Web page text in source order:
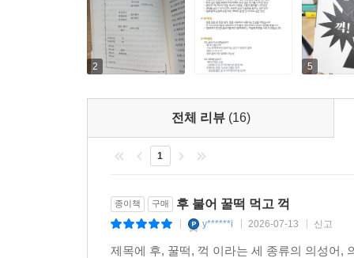
2 5
전체 리뷰 (16)
1
종이책 구매 후 불어 꿀떡 먹고 꺽
y******i 2026-07-13 신고
제목에 후, 꿀떡, 꺽 이라는 세 종류의 의성어,